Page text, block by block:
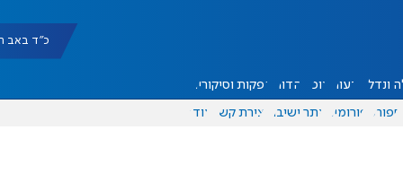
כ"ד באב תשפ"ו
ונדל"ן דעות אוכל יהדות הפקות וסיקורים
ספורט פורומים אתר ישיבה יצירת קשר עוד